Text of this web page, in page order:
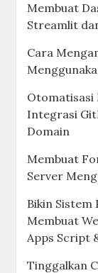
Membuat
Streamlit
Cara
Otomatisasi
Integrasi
Domain
Membuat
Server
Bikin Sistem
Membuat
Apps Script
Tinggalkan